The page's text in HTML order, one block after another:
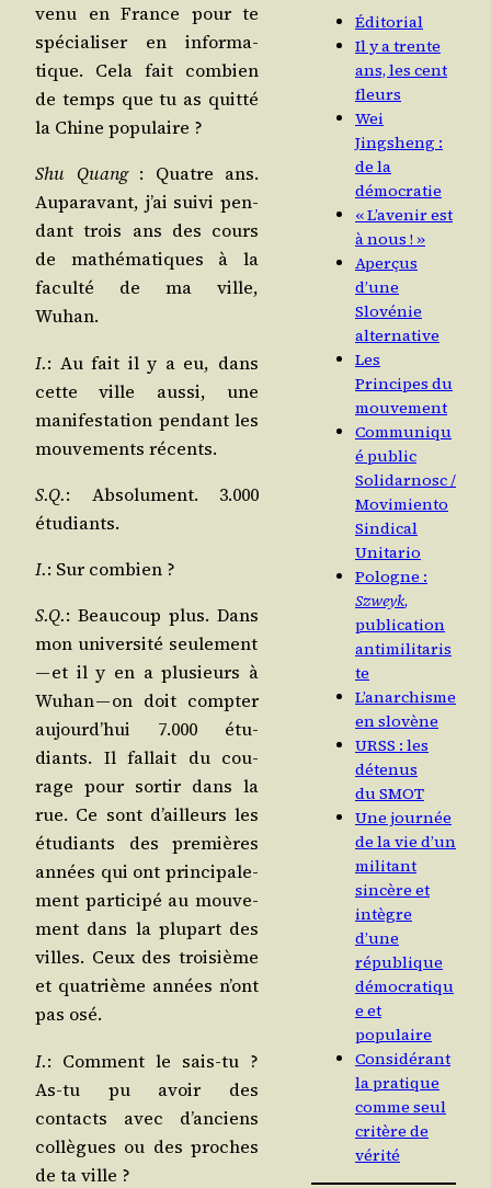
venu en France pour te
spé­cia­li­ser en infor­ma­
tique. Cela fait com­bien
de temps que tu as quit­té
la Chine populaire ?
Shu Quang: Quatre ans.
Aupa­ra­vant, j’ai sui­vi pen­
dant trois ans des cours
de mathé­ma­tiques à la
facul­té de ma ville,
Wuhan.
I.: Au fait il y a eu, dans
cette ville aus­si, une
mani­fes­ta­tion pen­dant les
mou­ve­ments récents.
S.Q.: Abso­lu­ment. 3.000
étudiants.
I.: Sur combien ?
S.Q.: Beau­coup plus. Dans
mon uni­ver­si­té seule­ment
— et il y en a plu­sieurs à
Wuhan — on doit comp­ter
aujourd’­hui 7.000 étu­
diants. Il fal­lait du cou­
rage pour sor­tir dans la
rue. Ce sont d’ailleurs les
étu­diants des pre­mières
années qui ont prin­ci­pa­le­
ment par­ti­ci­pé au mou­ve­
ment dans la plu­part des
villes. Ceux des troi­sième
et qua­trième années n’ont
pas osé.
I.: Com­ment le sais-tu ?
As-tu pu avoir des
contacts avec d’an­ciens
col­lègues ou des proches
de ta ville ?
Éditorial
Il y a trente
ans, les cent
fleurs
Wei
Jingsheng :
de la
démocratie
« L’avenir est
à nous ! »
Aperçus
d’une
Slovénie
alternative
Les
Principes du
mouvement
Communiqu
é public
Solidarnosc /​
Movimiento
Sindical
Unitario
Pologne :
Szweyk,
publication
antimilitaris
te
L’anarchisme
en slovène
URSS : les
détenus
du SMOT
Une journée
de la vie d’un
militant
sincère et
intègre
d’une
république
démocratiqu
e et
populaire
Considérant
la pratique
comme seul
critère de
vérité